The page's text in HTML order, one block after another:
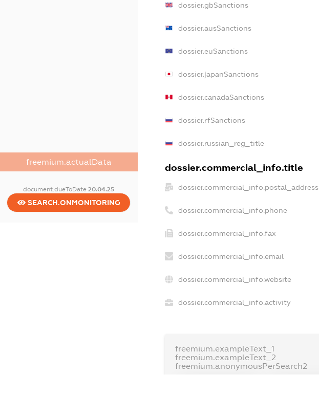
freemium.actualData
document.dueToDate20.04.25
SEARCH.ONMONITORING
dossier.gbSanctions
dossier.ausSanctions
dossier.euSanctions
dossier.japanSanctions
dossier.canadaSanctions
dossier.rfSanctions
dossier.russian_reg_title
dossier.commercial_info.title
dossier.commercial_info.postal_address
dossier.commercial_info.phone
dossier.commercial_info.fax
dossier.commercial_info.email
dossier.commercial_info.website
dossier.commercial_info.activity
freemium.exampleText_1
freemium.exampleText_2
freemium.anonymousPerSearch2